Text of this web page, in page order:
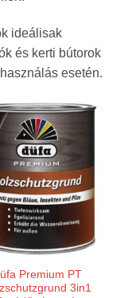
ideálisak
és kerti bútorok
esetén.
Premium PT
3in1